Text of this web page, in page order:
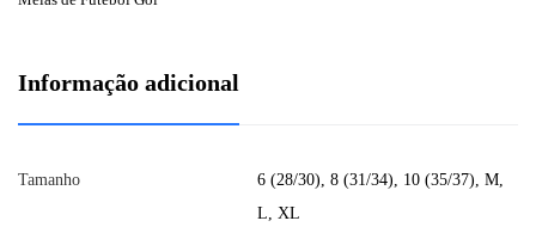
Informação adicional
Tamanho
6 (28/30), 8 (31/34), 10 (35/37), M,
L, XL